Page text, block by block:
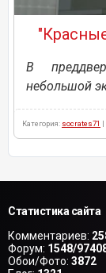
В
небольшой
Категория: socrates71 |
Статистика сайта
Комментариев:
Форум: 1548/
Обои/Фото: 3872